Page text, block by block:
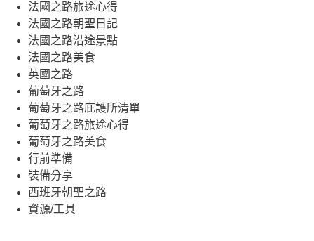
法國之路旅途心得
法國之路朝聖日記
法國之路沿途景點
法國之路美食
英國之路
葡萄牙之路
葡萄牙之路庇護所清單
葡萄牙之路旅途心得
葡萄牙之路美食
行前準備
裝備分享
西班牙朝聖之路
資源/工具